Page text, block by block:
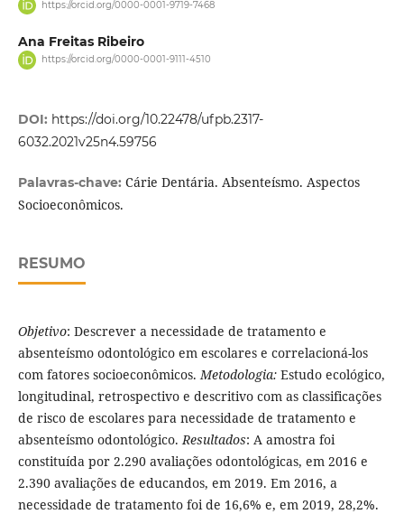
https://orcid.org/0000-0001-9719-7468
Ana Freitas Ribeiro
https://orcid.org/0000-0001-9111-4510
DOI: https://doi.org/10.22478/ufpb.2317-
6032.2021v25n4.59756
Palavras-chave: Cárie Dentária. Absenteísmo. Aspectos
Socioeconômicos.
RESUMO
Objetivo: Descrever a necessidade de tratamento e
absenteísmo odontológico em escolares e correlacioná-los
com fatores socioeconômicos. Metodologia:Estudo ecológico,
longitudinal, retrospectivo e descritivo com as classificações
de risco de escolares para necessidade de tratamento e
absenteísmo odontológico. Resultados: A amostra foi
constituída por 2.290 avaliações odontológicas, em 2016 e
2.390 avaliações de educandos, em 2019. Em 2016, a
necessidade de tratamento foi de 16,6% e, em 2019, 28,2%.